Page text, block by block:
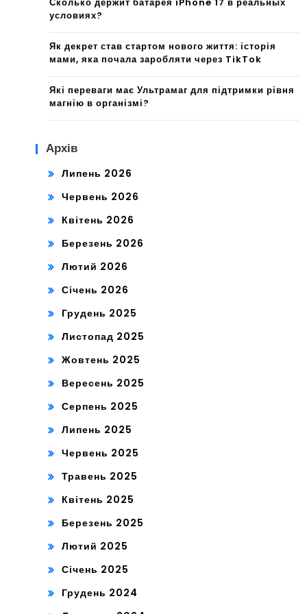
условиях?
Як декрет став стартом нового життя: історія
мами, яка почала заробляти через TikTok
Які переваги має Ультрамаг для підтримки рівня
магнію в організмі?
Архів
Липень 2026
Червень 2026
Квітень 2026
Березень 2026
Лютий 2026
Січень 2026
Грудень 2025
Листопад 2025
Жовтень 2025
Вересень 2025
Серпень 2025
Липень 2025
Червень 2025
Травень 2025
Квітень 2025
Березень 2025
Лютий 2025
Січень 2025
Грудень 2024